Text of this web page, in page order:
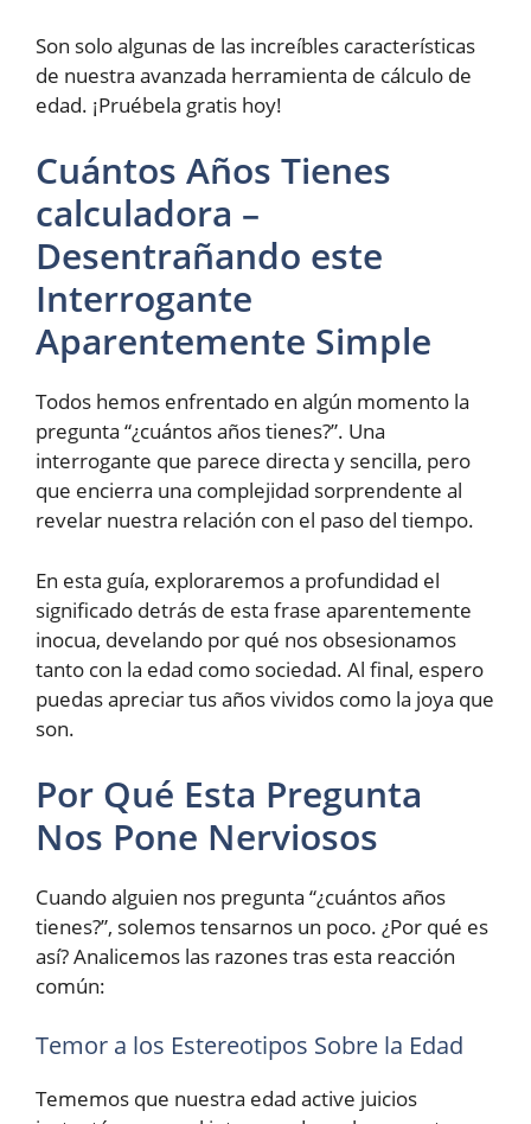
Son solo algunas de las increíbles características
de nuestra avanzada herramienta de cálculo de
edad. ¡Pruébela gratis hoy!
Cuántos Años Tienes
calculadora –
Desentrañando este
Interrogante
Aparentemente Simple
Todos hemos enfrentado en algún momento la
pregunta “¿cuántos años tienes?”. Una
interrogante que parece directa y sencilla, pero
que encierra una complejidad sorprendente al
revelar nuestra relación con el paso del tiempo.
En esta guía, exploraremos a profundidad el
significado detrás de esta frase aparentemente
inocua, develando por qué nos obsesionamos
tanto con la edad como sociedad. Al final, espero
puedas apreciar tus años vividos como la joya que
son.
Por Qué Esta Pregunta
Nos Pone Nerviosos
Cuando alguien nos pregunta “¿cuántos años
tienes?”, solemos tensarnos un poco. ¿Por qué es
así? Analicemos las razones tras esta reacción
común:
Temor a los Estereotipos Sobre la Edad
Tememos que nuestra edad active juicios